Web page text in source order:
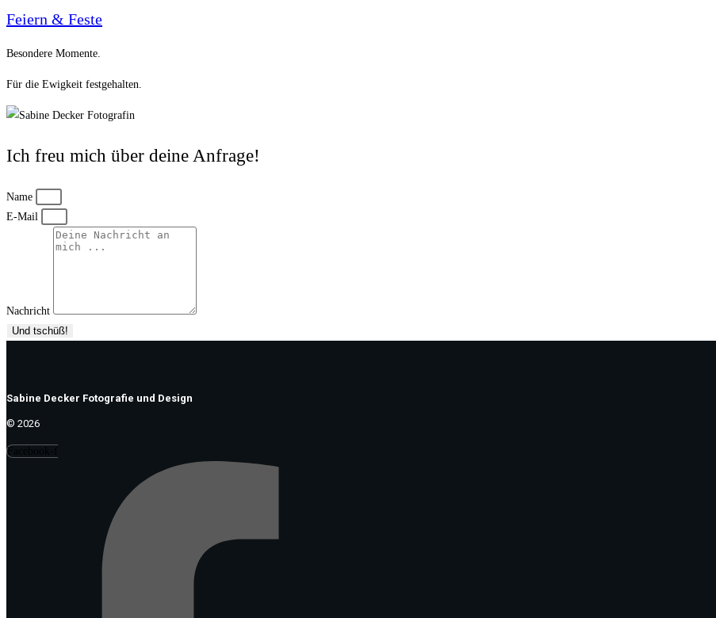
Feiern & Feste
Besondere Momente.
Für die Ewigkeit festgehalten.
Ich freu mich über deine Anfrage!
Name
E-Mail
Nachricht
Und tschüß!
Sabine Decker Fotografie und Design
© 2026
Facebook-f